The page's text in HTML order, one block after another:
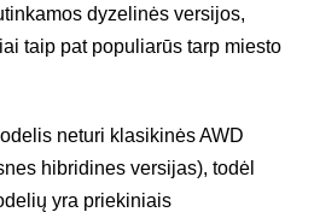
dyzelinės versijos,
taip pat populiarūs tarp miesto
neturi klasikinės AWD
hibridines versijas), todėl
yra priekiniais